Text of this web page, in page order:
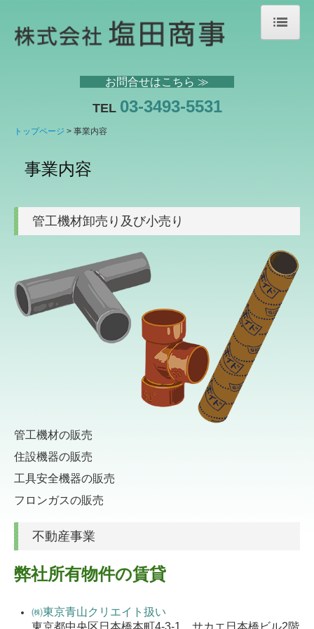
アウトレット
取扱メーカー
交通案内
リンク集
お問合せはこちら ≫
TEL 03-3493-5531
トップページ 事業内容
事業内容
管工機材卸売り及び小売り
管工機材の販売
住設機器の販売
工具安全機器の販売
フロンガスの販売
不動産事業
弊社所有物件の賃貸
㈱東京青山クリエイト扱い